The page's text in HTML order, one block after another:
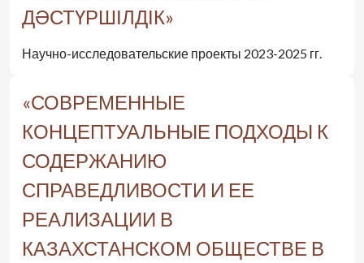
ДӘСТҮРШІЛДІК»
Научно-исследовательские проекты 2023-2025 гг.
«СОВРЕМЕННЫЕ
КОНЦЕПТУАЛЬНЫЕ ПОДХОДЫ К
СОДЕРЖАНИЮ
СПРАВЕДЛИВОСТИ И ЕЕ
РЕАЛИЗАЦИИ В
КАЗАХСТАНСКОМ ОБЩЕСТВЕ В